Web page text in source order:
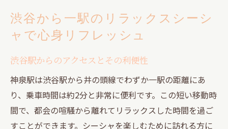
渋谷から一駅のリラックスシーシ
ャで心身リフレッシュ
渋谷駅からのアクセスとその利便性
神泉駅は渋谷駅から井の頭線でわずか一駅の距離にあ
り、乗車時間は約2分と非常に便利です。この短い移動時
間で、都会の喧騒から離れてリラックスした時間を過ご
すことができます。シーシャを楽しむために訪れる方に